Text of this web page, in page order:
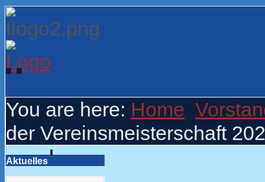
You are here: Home
der Vereinsmeisterschaft
Aktuelles